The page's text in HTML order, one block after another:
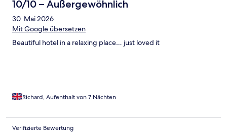
10/10 – Außergewöhnlich
30. Mai 2026
Mit Google übersetzen
Beautiful hotel in a relaxing place… just loved it
Richard, Aufenthalt von 7 Nächten
Verifizierte Bewertung